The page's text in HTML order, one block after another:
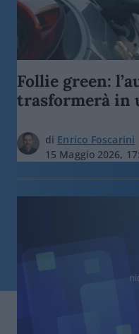
Follie green:
trasformerà in
di Enrico Foscarini
15 Maggio 2026,